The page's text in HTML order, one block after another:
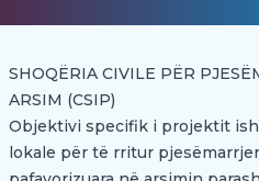
SHOQËRIA CIVILE PËR
ARSIM (CSIP)
Objektivi specifik i projektit
lokale për të rritur